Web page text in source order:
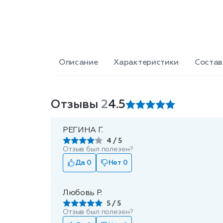
Описание Характеристики Состав
Отзывы 24.5
РЕГИНА Г.
4
Отзыв был полезен?
Да 0
Нет 0
Любовь Р.
5
Отзыв был полезен?